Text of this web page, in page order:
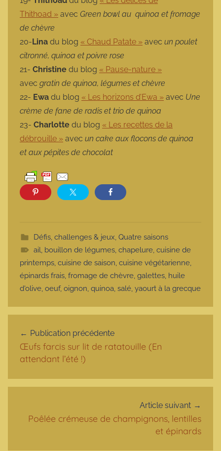
Thithoad » avec Green bowl au quinoa et fromage
de chèvre
20-Lina du blog « Chaud Patate » avec un poulet
citronné, quinoa et poivre rose
21- Christine du blog « Pause-nature »
avec gratin de quinoa, légumes et chèvre
22- Ewa du blog « Les horizons d’Ewa » avec Une
crème de fane de radis et trio de quinoa
23- Charlotte du blog « Les recettes de la
débrouille » avec un cake aux flocons de quinoa
et aux pépites de chocolat
Défis, challenges & jeux, Quatre saisons
ail, bouillon de légumes, chapelure, cuisine de
printemps, cuisine de saison, cuisine végétarienne,
épinards frais, fromage de chèvre, galettes, huile
d'olive, oeuf, oignon, quinoa, salé, yaourt à la grecque
Publication précédente
Œufs farcis sur lit de ratatouille (En
attendant l’été !)
Article suivant
Poêlée crémeuse de champignons, lentilles
et épinards